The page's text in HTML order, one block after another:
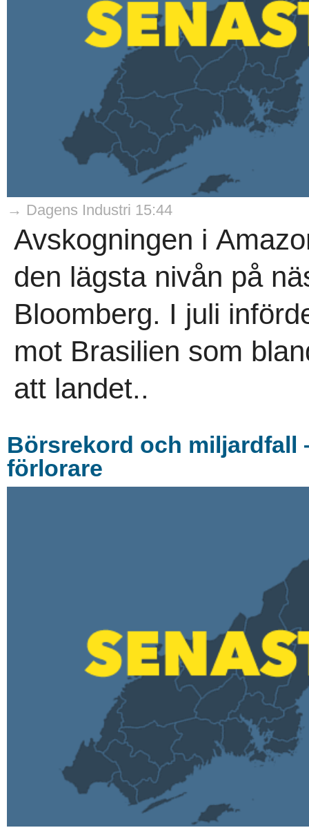
→ Dagens Industri 15:44
Avskogningen i
den lägsta nivån på
Bloomberg. I juli
mot Brasilien som
att landet..
Börsrekord och miljardfall
förlorare